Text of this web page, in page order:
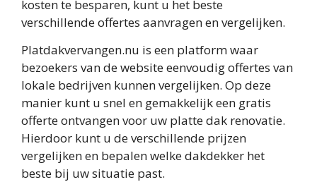
kosten te besparen, kunt u het beste
verschillende offertes aanvragen en vergelijken.
Platdakvervangen.nu is een platform waar
bezoekers van de website eenvoudig offertes van
lokale bedrijven kunnen vergelijken. Op deze
manier kunt u snel en gemakkelijk een gratis
offerte ontvangen voor uw platte dak renovatie.
Hierdoor kunt u de verschillende prijzen
vergelijken en bepalen welke dakdekker het
beste bij uw situatie past.